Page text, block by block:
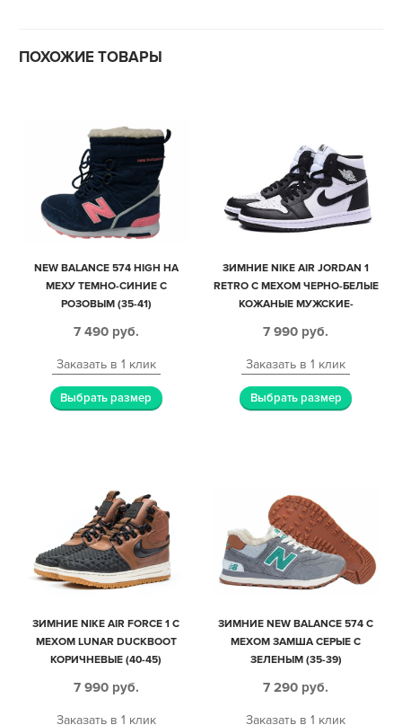
ПОХОЖИЕ ТОВАРЫ
NEW BALANCE 574 HIGH НА
МЕХУ ТЕМНО-СИНИЕ С
РОЗОВЫМ (35-41)
7 490 руб.
Заказать в 1 клик
Выбрать размер
ЗИМНИЕ NIKE AIR JORDAN 1
RETRO С МЕХОМ ЧЕРНО-БЕЛЫЕ
КОЖАНЫЕ МУЖСКИЕ-
7 990 руб.
Заказать в 1 клик
Выбрать размер
ЗИМНИЕ NIKE AIR FORCE 1 С
МЕХОМ LUNAR DUCKBOOT
КОРИЧНЕВЫЕ (40-45)
7 990 руб.
Заказать в 1 клик
ЗИМНИЕ NEW BALANCE 574 С
МЕХОМ ЗАМША СЕРЫЕ С
ЗЕЛЕНЫМ (35-39)
7 290 руб.
Заказать в 1 клик